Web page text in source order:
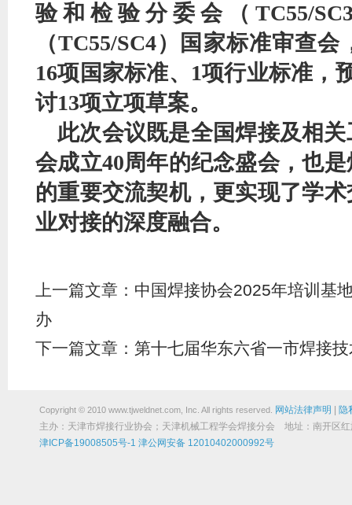
验和检验分委会（TC55/
（TC55/SC4）国家标准审查
16项国家标准、1项行业标准，
讨13项立项草案。
此次会议既是全国焊接及相
会成立40周年的纪念盛会，也
的重要交流契机，更实现了学
业对接的深度融合。
上一篇文章： 中国焊接协会2025年培训基
办
下一篇文章： 第十七届华东六省一市焊接
Copyright © 2010 www.tjweldnet.com, Inc. All rights reserved. 网站法律声明
隐
主办：天津市焊接行业协会；天津机械工程学会焊接分会 地址：南开
津ICP备19008505号-1 津公网安备 12010402000992号